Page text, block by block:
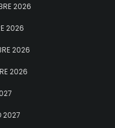
2026
2026
2026
2026
2027